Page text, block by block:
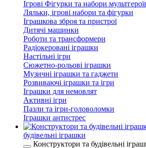
Ігрові Фігурки та набори
Ляльки, ігрові набори та фігурки
Іграшкова зброя та пристрої
Дитячі машинки
Роботи та трансформери
Радіокеровані іграшки
Настільні ігри
Сюжетно-рольові іграшки
Музичні іграшки та гаджети
Розвиваючі іграшки та ігри
Іграшки для немовлят
Активні ігри
Пазли та ігри-головоломки
Іграшки антистрес
будівельні іграшки
Конструктори та будівельні